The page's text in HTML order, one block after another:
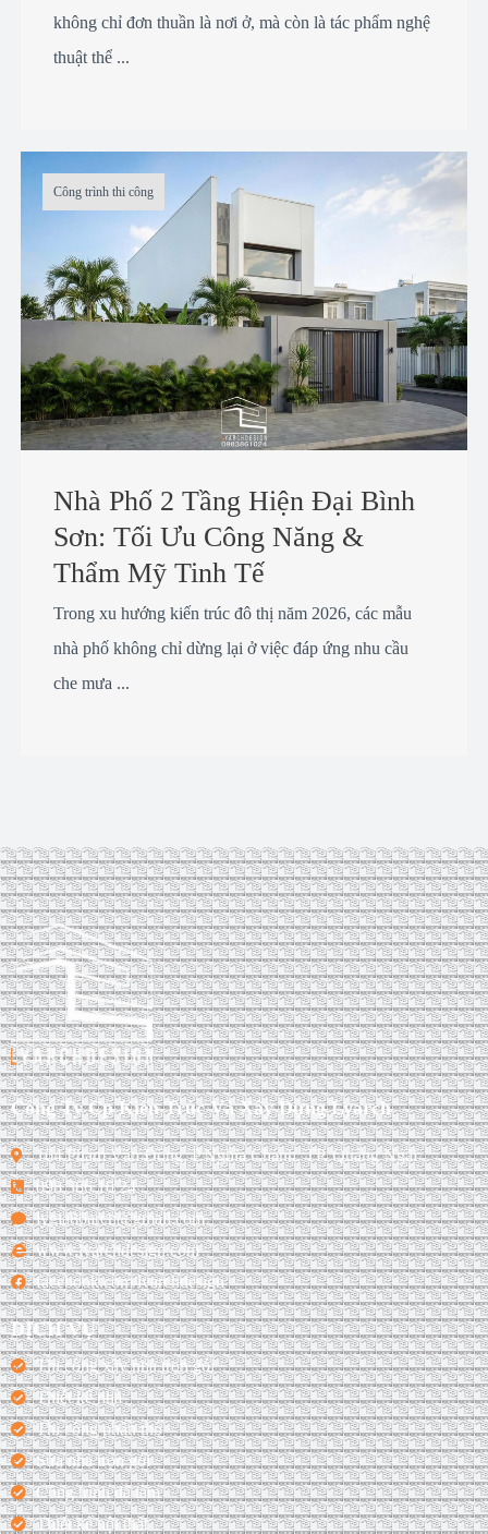
không chỉ đơn thuần là nơi ở, mà còn là tác phẩm nghệ
thuật thể ...
Công trình thi công
Nhà Phố 2 Tầng Hiện Đại Bình
Sơn: Tối Ưu Công Năng &
Thẩm Mỹ Tinh Tế
Trong xu hướng kiến trúc đô thị năm 2026, các mẫu
nhà phố không chỉ dừng lại ở việc đáp ứng nhu cầu
che mưa ...
Công Ty Cp Kiến Trúc Và Xây Dựng Lyarch
164 Phạm Văn Đồng, P.Nghĩa Chánh, TP. Quảng Ngãi
098 386 10 24
lygia86arch@gmail.com
www.lyarchdesign.com
facebook.com/lyarchdesign
DỊCH VỤ
Thi công xây nhà trọn gói
Thiết kế nhà
Thi công phần thô
Sửa nhà trọn gói
Công trình đã làm
Thiết kế nội thất